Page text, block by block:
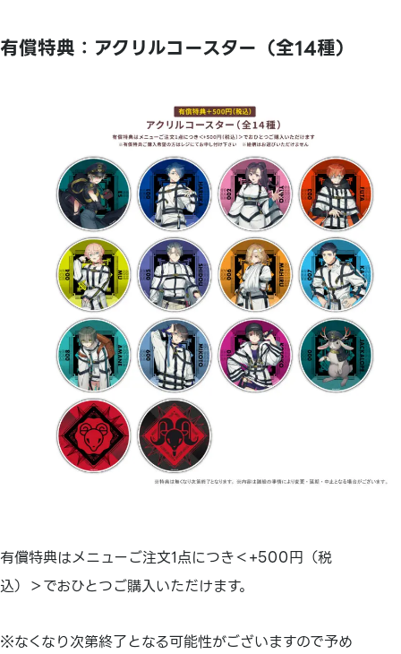
有償特典：アクリルコースター（全14種）
有償特典はメニューご注文1点につき＜+500円（税
込）＞でおひとつご購入いただけます。
※なくなり次第終了となる可能性がございますので予め